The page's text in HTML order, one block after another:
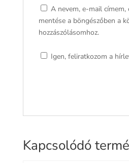
A nevem, e-mail
mentése a böngészőben a
hozzászólásomhoz.
Igen, feliratkozom a
Kapcsolódó